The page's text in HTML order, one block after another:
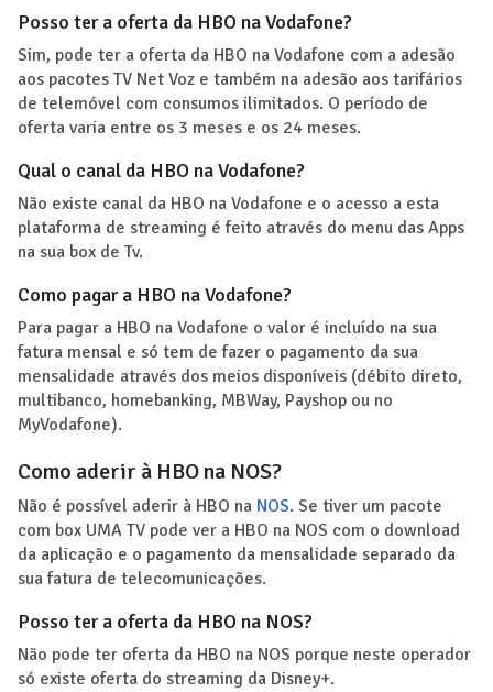
Posso ter a oferta da HBO na Vodafone?
Sim, pode ter a oferta da HBO na Vodafone com a adesão
aos pacotes TV Net Voz e também na adesão aos tarifários
de telemóvel com consumos ilimitados. O período de
oferta varia entre os 3 meses e os 24 meses.
Qual o canal da HBO na Vodafone?
Não existe canal da HBO na Vodafone e o acesso a esta
plataforma de streaming é feito através do menu das Apps
na sua box de Tv.
Como pagar a HBO na Vodafone?
Para pagar a HBO na Vodafone o valor é incluído na sua
fatura mensal e só tem de fazer o pagamento da sua
mensalidade através dos meios disponíveis (débito direto,
multibanco, homebanking, MBWay, Payshop ou no
MyVodafone).
Como aderir à HBO na NOS?
Não é possível aderir à HBO na NOS. Se tiver um pacote
com box UMA TV pode ver a HBO na NOS com o download
da aplicação e o pagamento da mensalidade separado da
sua fatura de telecomunicações.
Posso ter a oferta da HBO na NOS?
Não pode ter oferta da HBO na NOS porque neste operador
só existe oferta do streaming da Disney+.